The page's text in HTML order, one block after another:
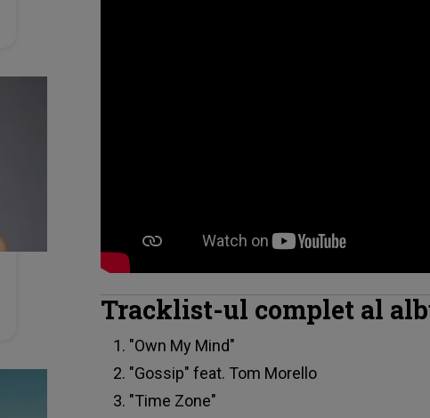
Tracklist-ul complet al
"Own My Mind"
"Gossip" feat. Tom Morello
"Time Zone"